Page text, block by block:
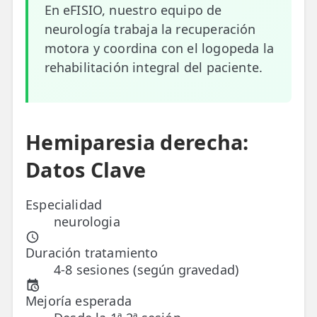
ESPECIALIDADES
🩻 Fisioterapia Traumatológica
😧 Fisioterapia ATM
🦴 Osteopatía
🫶 Suelo Pélvico
💆 Masajes Madrid
🏅 Fisioterapia Deportiva
🧠 Fisioterapia Neurológica
🧍 Fisioterapia Vestibular
🫁 Fisioterapia Respiratoria
En eFISIO, nuestro equipo de
neurología trabaja la recuperación
motora y coordina con el logopeda la
rehabilitación integral del paciente.
Hemiparesia derecha:
Datos Clave
Especialidad
neurologia
Duración tratamiento
4-8 sesiones (según gravedad)
Mejoría esperada